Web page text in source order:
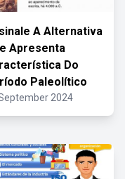
A Alternativa
Apresenta
Do
Paleolítico
2024